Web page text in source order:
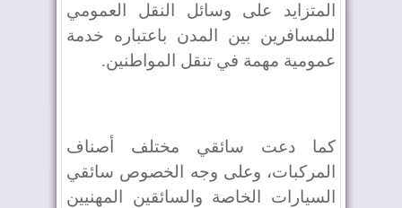
المتزايد على وسائل النقل العمومي
للمسافرين بين المدن باعتباره خدمة
عمومية مهمة في تنقل المواطنين.
كما دعت سائقي مختلف أصناف
المركبات، وعلى وجه الخصوص سائقي
السيارات الخاصة والسائقين المهنيين